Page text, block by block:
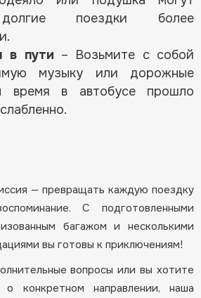
поездки более
в пути – Возьмите с собой
музыку или дорожные
время в автобусе прошло
— превращать каждую поездку
С подготовленными
багажом и несколькими
вы готовы к приключениям!
вопросы или вы хотите
о конкретном направлении, наша